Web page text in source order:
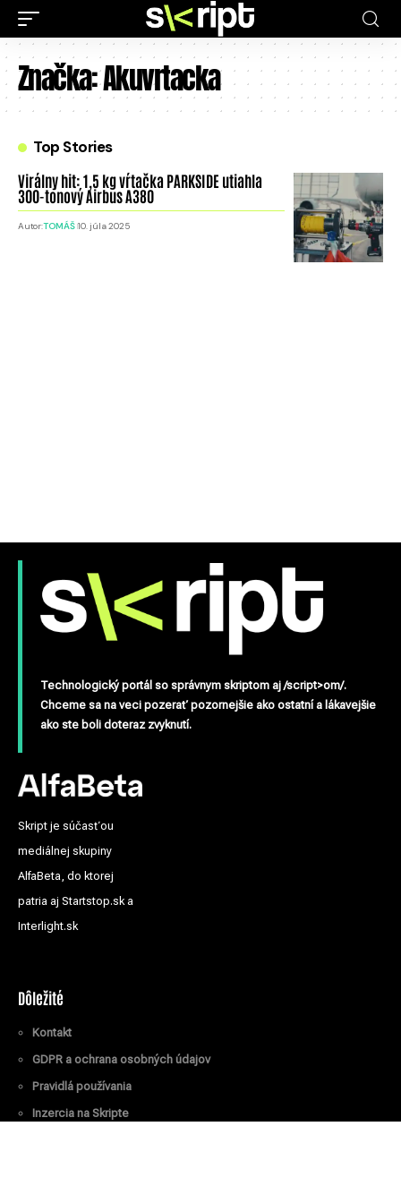
Značka:Akuvrtacka
Top Stories
Virálny hit: 1,5 kg vŕtačka PARKSIDE utiahla
300-tonový Airbus A380
Autor:TOMÁŠ 10. júla 2025
Technologický portál so správnym skriptom aj /script>om/.
Chceme sa na veci pozerať pozornejšie ako ostatní a lákavejšie
ako ste boli doteraz zvyknutí.
Skript je súčasťou
mediálnej skupiny
AlfaBeta, do ktorej
patria aj Startstop.sk a
Interlight.sk
Dôležité
Kontakt
GDPR a ochrana osobných údajov
Pravidlá používania
Inzercia na Skripte